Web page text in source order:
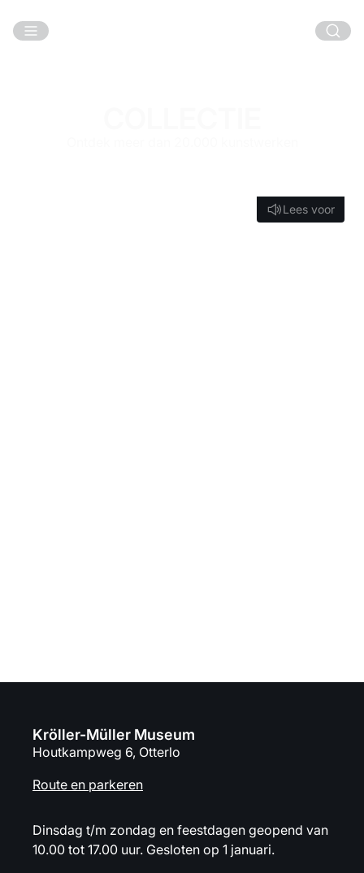
Lees voor
Lees voor
Kröller-Müller Museum
Houtkampweg 6, Otterlo
Route en parkeren
Dinsdag t/m zondag en feestdagen geopend van
10.00 tot 17.00 uur. Gesloten op 1 januari.